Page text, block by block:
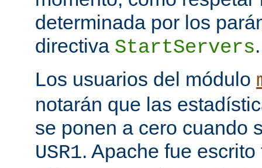
determinada por los
directiva StartServers.
Los usuarios del módulo
notarán que las
se ponen a cero cuando
USR1. Apache fue